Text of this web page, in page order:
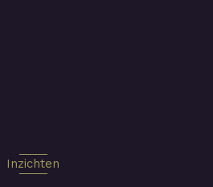
met het Hongaars algoritme
Inzichten